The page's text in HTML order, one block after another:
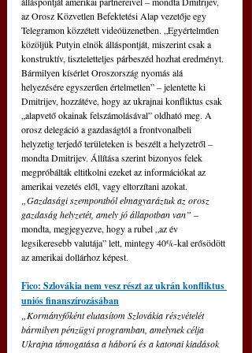
az Orosz Közvetlen Befektetési Alap vezetője egy
Telegramon közzétett videóüzenetben. „Egyértelműen
közöljük Putyin elnök álláspontját, miszerint csak a
konstruktív, tiszteletteljes párbeszéd hozhat eredményt.
Bármilyen kísérlet Oroszország nyomás alá
helyezésére egyszerűen értelmetlen” – jelentette ki
Dmitrijev, hozzátéve, hogy az ukrajnai konfliktus csak
„alapvető okainak felszámolásával” oldható meg. A
orosz delegáció a gazdaságtól a frontvonalbeli
helyzetig terjedő területeken is beszélt a helyzetről –
mondta Dmitrijev. Állítása szerint bizonyos felek
megpróbálták eltitkolni ezeket az információkat az
amerikai vezetés elől, vagy eltorzítani azokat.
„Gazdasági szempontból elmagyaráztuk az orosz
gazdaság helyzetét, amely jó állapotban van” –
mondta, megjegyezve, hogy a rubel „az év
legsikeresebb valutája” lett, mintegy 40%-kal erősödött
az amerikai dollárhoz képest.
Fico: Szlovákia nem vesz részt az ukrán konfliktus
uniós finanszírozásában
„Kormányfőként elutasítom Szlovákia részvételét
bármilyen pénzügyi programban, amelynek célja
Ukrajna támogatása a háború és a katonai kiadások